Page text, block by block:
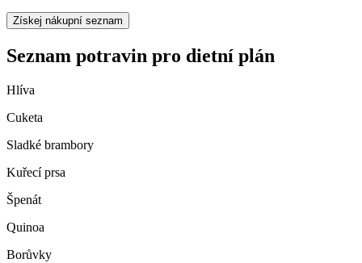
Získej nákupní seznam
Seznam potravin pro dietní plán
Hlíva
Cuketa
Sladké brambory
Kuřecí prsa
Špenát
Quinoa
Borůvky